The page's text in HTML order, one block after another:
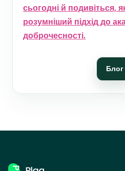
сьогодні й подивіться,
розумніший підхід до
доброчесності.
Блог